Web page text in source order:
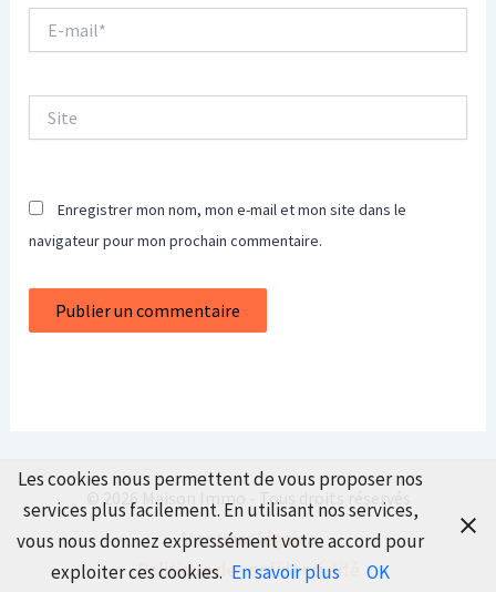
mail*
Enregistrer mon nom, mon e-mail et mon site dans le
navigateur pour mon prochain commentaire.
© 2026 Maison Immo - Tous droits réservés
Mentions légales
Politique de confidentialité
Les cookies nous permettent de vous proposer nos
services plus facilement. En utilisant nos services,
vous nous donnez expressément votre accord pour
exploiter ces cookies. En savoir plus OK